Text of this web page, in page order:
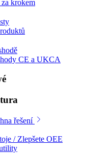
krokem
CE a UKCA
řešení
/ Zlepšete OEE